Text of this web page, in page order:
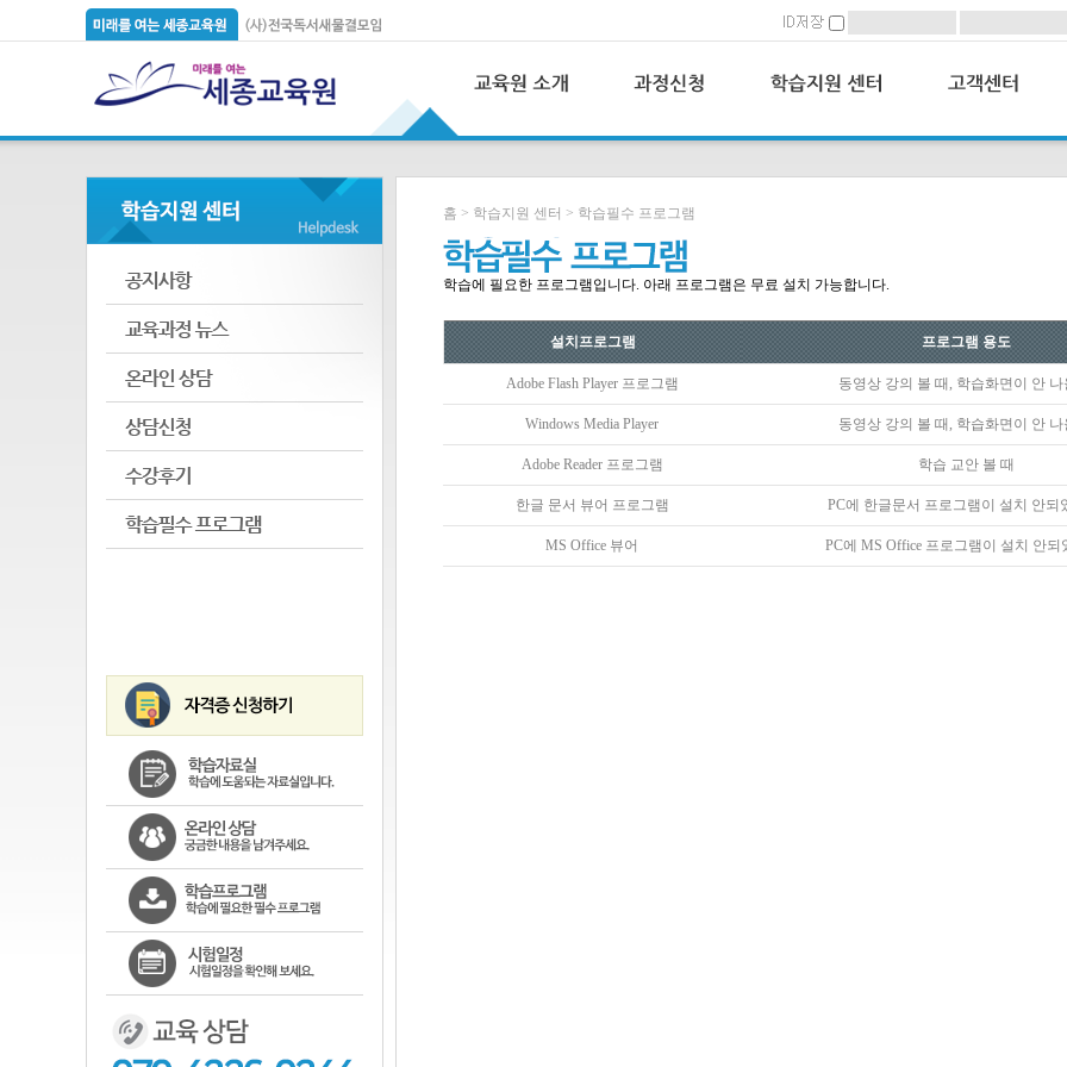
홈 > 학습지원 센터 > 학습필수 프로그램
학습에 필요한 프로그램입니다. 아래 프로그램은 무료 설치 가능합니다.
설치프로그램 프로그램 용도
Adobe Flash Player 프로그램 동영상 강의 볼 때, 학습화면이 안 나
Windows Media Player 동영상 강의 볼 때, 학습화면이 안 나
Adobe Reader 프로그램 학습 교안 볼 때
한글 문서 뷰어 프로그램 PC에 한글문서 프로그램이 설치 안되
MS Office 뷰어 PC에 MS Office 프로그램이 설치 안되